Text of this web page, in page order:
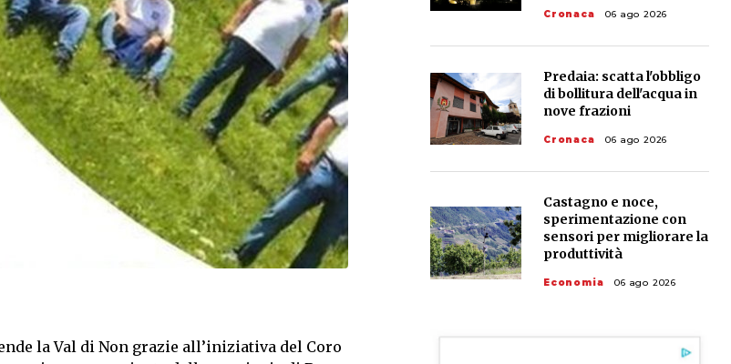
la Val di Non grazie all’iniziativa del Coro
Cronaca 06 ago 2026
Predaia: scatta l'obbligo
di bollitura dell'acqua in
nove frazioni
Cronaca 06 ago 2026
Castagno e noce,
sperimentazione con
sensori per migliorare la
produttività
Economia 06 ago 2026